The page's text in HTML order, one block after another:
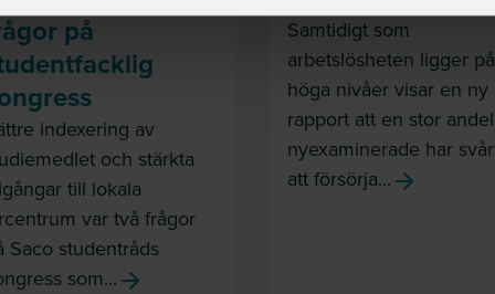
på
indexering av
och stärkta
till lokala
var två frågor
Saco studentråds
som...
Samtidigt som
arbetslösheten ligger på
höga nivåer visar en ny
rapport att en stor andel
nyexaminerade har
att försörja...